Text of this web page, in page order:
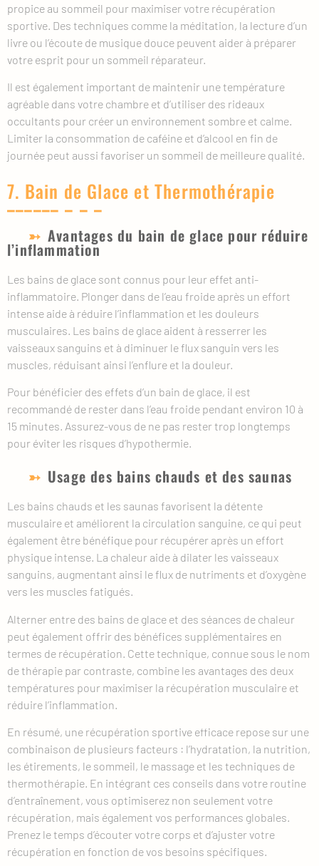
propice au sommeil pour maximiser votre récupération
sportive. Des techniques comme la méditation, la lecture d’un
livre ou l’écoute de musique douce peuvent aider à préparer
votre esprit pour un sommeil réparateur.
Il est également important de maintenir une température
agréable dans votre chambre et d’utiliser des rideaux
occultants pour créer un environnement sombre et calme.
Limiter la consommation de caféine et d’alcool en fin de
journée peut aussi favoriser un sommeil de meilleure qualité.
7. Bain de Glace et Thermothérapie
Avantages du bain de glace pour réduire
l’inflammation
Les bains de glace sont connus pour leur effet anti-
inflammatoire. Plonger dans de l’eau froide après un effort
intense aide à réduire l’inflammation et les douleurs
musculaires. Les bains de glace aident à resserrer les
vaisseaux sanguins et à diminuer le flux sanguin vers les
muscles, réduisant ainsi l’enflure et la douleur.
Pour bénéficier des effets d’un bain de glace, il est
recommandé de rester dans l’eau froide pendant environ 10 à
15 minutes. Assurez-vous de ne pas rester trop longtemps
pour éviter les risques d’hypothermie.
Usage des bains chauds et des saunas
Les bains chauds et les saunas favorisent la détente
musculaire et améliorent la circulation sanguine, ce qui peut
également être bénéfique pour récupérer après un effort
physique intense. La chaleur aide à dilater les vaisseaux
sanguins, augmentant ainsi le flux de nutriments et d’oxygène
vers les muscles fatigués.
Alterner entre des bains de glace et des séances de chaleur
peut également offrir des bénéfices supplémentaires en
termes de récupération. Cette technique, connue sous le nom
de thérapie par contraste, combine les avantages des deux
températures pour maximiser la récupération musculaire et
réduire l’inflammation.
En résumé, une récupération sportive efficace repose sur une
combinaison de plusieurs facteurs : l’hydratation, la nutrition,
les étirements, le sommeil, le massage et les techniques de
thermothérapie. En intégrant ces conseils dans votre routine
d’entraînement, vous optimiserez non seulement votre
récupération, mais également vos performances globales.
Prenez le temps d’écouter votre corps et d’ajuster votre
récupération en fonction de vos besoins spécifiques.